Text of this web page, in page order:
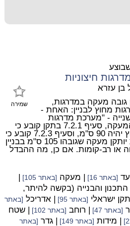
חיצוניות
שמירה
בן עזרא
1142 לעניין גובה מעקה במדרגות,
מחוץ לבניין: האחת -
- "מערכת מדרגות
חיצוניות". מבחינת גובה המעקה, סעיף 7.2.1 בתקן קובע כי
גובה המעקה במדרגות חוץ יהיה 90 ס"מ, וסעיף 7.2.3 קובע כי
במערכת מדרגות חיצוניות יותקן מעקה שגובהו 105 ס"מ בבניין
גבוה או רב-קומות. אם כן, מה ההבדל
[באתר 16] | מעקה [באתר 105]
|
והבנייה (בקשה להיתר,
ישראלי [באתר 95] | אדריכל [באתר
[באתר 47] | רוחב [באתר 102] | שטח
| מידות [באתר 149] | גדר [באתר